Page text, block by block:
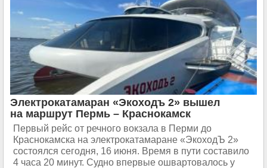
Электрокатамаран «Экоходъ 2» вышел
на маршрут Пермь – Краснокамск
Первый рейс от речного вокзала в Перми до
Краснокамска на электрокатамаране «ЭкоходЪ 2»
состоялся сегодня, 16 июня. Время в пути составило
4 часа 20 минут. Судно впервые ошвартовалось у